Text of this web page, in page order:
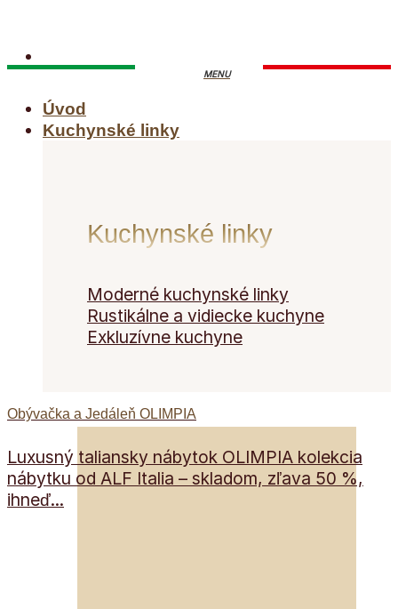
content
Úvod
Kuchynské linky
Kuchynské linky
Moderné kuchynské linky
Rustikálne a vidiecke kuchyne
Exkluzívne kuchyne
Obývačka a Jedáleň OLIMPIA
Luxusný taliansky nábytok OLIMPIA kolekcia
nábytku od ALF Italia – skladom, zľava 50 %,
ihneď...